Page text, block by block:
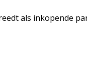
als inkopende